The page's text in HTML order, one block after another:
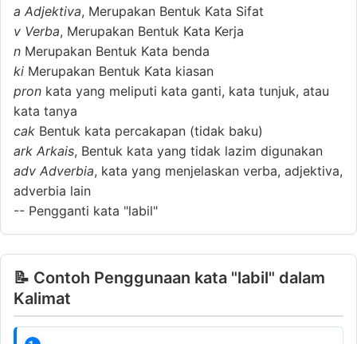
a Adjektiva, Merupakan Bentuk Kata Sifat
v Verba, Merupakan Bentuk Kata Kerja
n Merupakan Bentuk Kata benda
ki Merupakan Bentuk Kata kiasan
pron kata yang meliputi kata ganti, kata tunjuk, atau
kata tanya
cak Bentuk kata percakapan (tidak baku)
ark Arkais, Bentuk kata yang tidak lazim digunakan
adv Adverbia, kata yang menjelaskan verba, adjektiva,
adverbia lain
-- Pengganti kata "labil"
📝 Contoh Penggunaan kata "labil" dalam
Kalimat